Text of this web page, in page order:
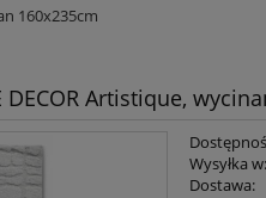
160x235cm
Artistique,
Wysyłka w:
Dostawa: